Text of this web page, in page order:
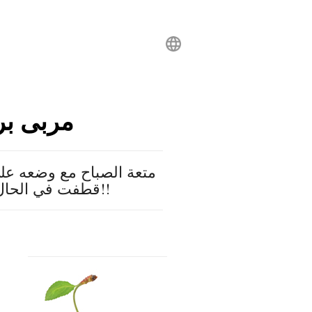
مربى
متعة الصباح مع وضعه
قطفت في الحال من غصنها مع أول شروق لشمس النهار!!